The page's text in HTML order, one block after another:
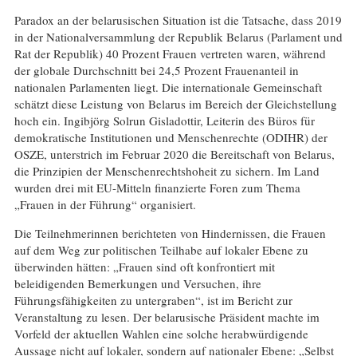
Paradox an der belarusischen Situation ist die Tatsache, dass 2019
in der Nationalversammlung der Republik Belarus (Parlament und
Rat der Republik) 40 Prozent Frauen vertreten waren, während
der globale Durchschnitt bei 24,5 Prozent Frauenanteil in
nationalen Parlamenten liegt. Die internationale Gemeinschaft
schätzt diese Leistung von Belarus im Bereich der Gleichstellung
hoch ein. Ingibjörg Solrun Gisladottir, Leiterin des Büros für
demokratische Institutionen und Menschenrechte (ODIHR) der
OSZE, unterstrich im Februar 2020 die Bereitschaft von Belarus,
die Prinzipien der Menschenrechtshoheit zu sichern. Im Land
wurden drei mit EU-Mitteln finanzierte Foren zum Thema
„Frauen in der Führung“ organisiert.
Die Teilnehmerinnen berichteten von Hindernissen, die Frauen
auf dem Weg zur politischen Teilhabe auf lokaler Ebene zu
überwinden hätten: „Frauen sind oft konfrontiert mit
beleidigenden Bemerkungen und Versuchen, ihre
Führungsfähigkeiten zu untergraben“, ist im Bericht zur
Veranstaltung zu lesen. Der belarusische Präsident machte im
Vorfeld der aktuellen Wahlen eine solche herabwürdigende
Aussage nicht auf lokaler, sondern auf nationaler Ebene: „Selbst